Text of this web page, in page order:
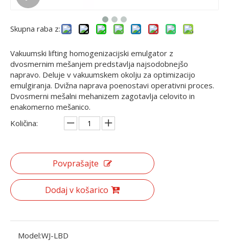
Skupna raba z:
Vakuumski lifting homogenizacijski emulgator z
dvosmernim mešanjem predstavlja najsodobnejšo
napravo. Deluje v vakuumskem okolju za optimizacijo
emulgiranja. Dvižna naprava poenostavi operativni proces.
Dvosmerni mešalni mehanizem zagotavlja celovito in
enakomerno mešanico.
Količina:
Povprašajte
Dodaj v košarico
Model:WJ-LBD